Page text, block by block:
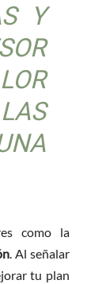
Y
como la
. Al señalar
tu plan